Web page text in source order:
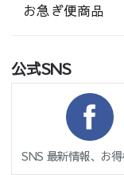
お急ぎ便商品
公式SNS
SNS 最新情報、お